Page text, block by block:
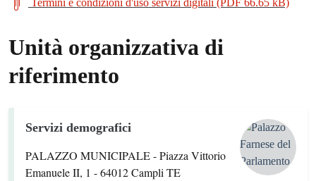
Termini e condizioni d'uso servizi digitali (PDF 66.65 kB)
Unità organizzativa di
riferimento
Servizi demografici
PALAZZO MUNICIPALE - Piazza Vittorio
Emanuele II, 1 - 64012 Campli TE